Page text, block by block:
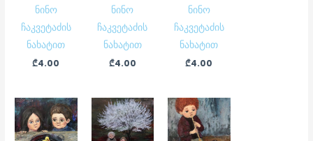
ნინო
ჩაკვეტაძის
ნახატით
₾4.00
ნინო
ჩაკვეტაძის
ნახატით
₾4.00
ნინო
ჩაკვეტაძის
ნახატით
₾4.00